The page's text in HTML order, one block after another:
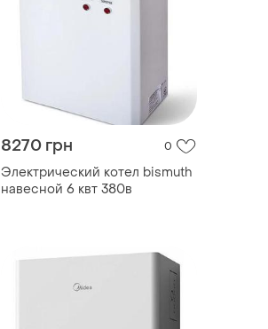
8270 грн 0
Электрический котел bismuth
навесной 6 квт 380в